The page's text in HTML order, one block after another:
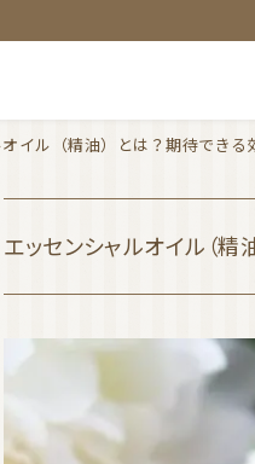
イル（精油）とは？期待でき
エッセンシャルオイル（